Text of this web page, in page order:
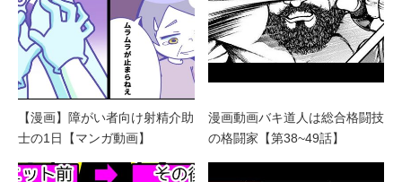
【漫画】障がい者向け射精介助
士の1日【マンガ動画】
漫画動画バキ道人は総合格闘技
の格闘家【第38~49話】